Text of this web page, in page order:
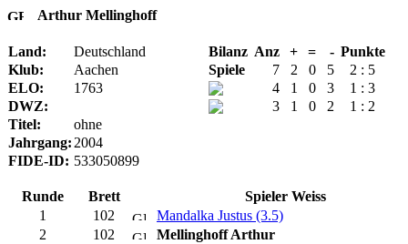
Arthur Mellinghoff
Land: Deutschland Bilanz Anz + = - Punkte
Klub:
Aachen Spiele 7 2 0 5
2 : 5
ELO:
1763 4 1 0 3
1 : 3
DWZ:
3 1 0 2
1 : 2
Titel:
ohne
Jahrgang: 2004
FIDE-ID: 533050899
Runde Brett
Spieler Weiss
1
102
Mandalka Justus (3.5)
2
102
Mellinghoff Arthur